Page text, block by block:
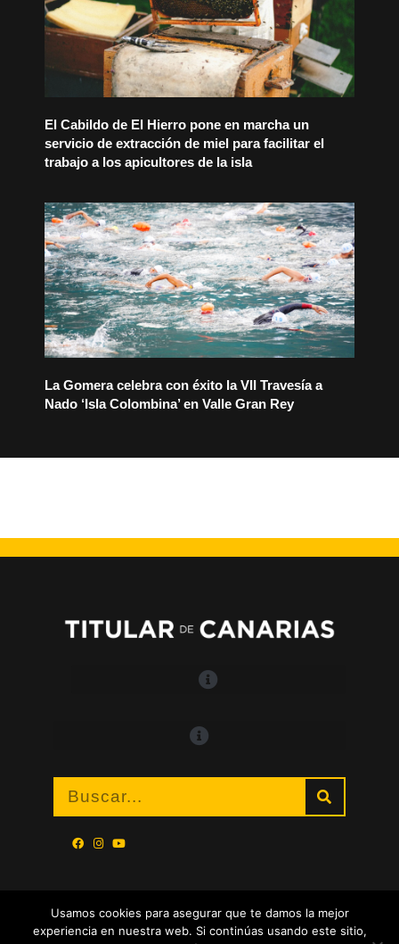
El Cabildo de El Hierro pone en marcha un
servicio de extracción de miel para facilitar el
trabajo a los apicultores de la isla
La Gomera celebra con éxito la VII Travesía a
Nado ‘Isla Colombina’ en Valle Gran Rey
Usamos cookies para asegurar que te damos la mejor
experiencia en nuestra web. Si continúas usando este sitio,